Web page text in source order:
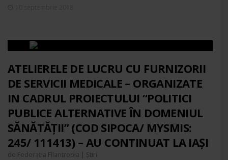
ATELIERELE DE LUCRU CU FURNIZORII
DE SERVICII MEDICALE – ORGANIZATE
IN CADRUL PROIECTULUI “POLITICI
PUBLICE ALTERNATIVE ÎN DOMENIUL
SĂNĂTĂȚII” (COD SIPOCA/ MYSMIS:
245/ 111413) – AU CONTINUAT LA IAȘI
de Federația Filantropia | Știri